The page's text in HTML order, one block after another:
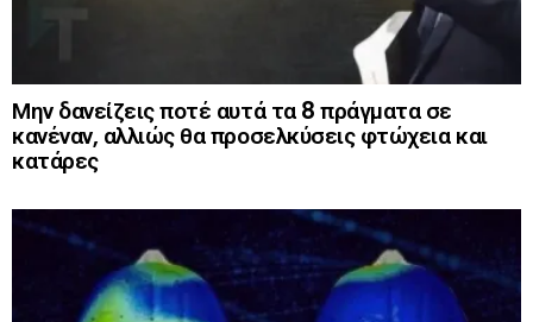
Μην δανείζεις ποτέ αυτά τα 8 πράγματα σε
κανέναν, αλλιώς θα προσελκύσεις φτώχεια και
κατάρες